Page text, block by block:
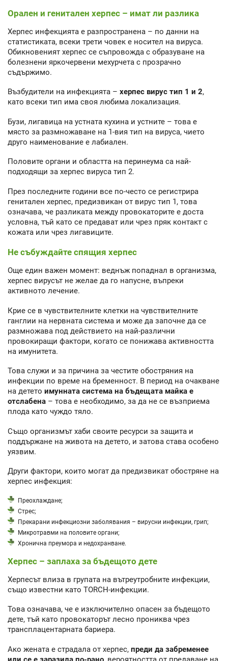
Орален и генитален херпес – имат ли разлика
Херпес инфекцията е разпространена – по данни на
статистиката, всеки трети човек е носител на вируса.
Обикновеният херпес се съпровожда с образуване на
болезнени яркочервени мехурчета с прозрачно
съдържимо.
Възбудители на инфекцията – херпес вирус тип 1 и 2,
като всеки тип има своя любима локализация.
Бузи, лигавица на устната кухина и устните – това е
място за размножаване на 1-вия тип на вируса, чието
друго наименование е лабиален.
Половите органи и областта на перинеума са най-
подходящи за херпес вируса тип 2.
През последните години все по-често се регистрира
генитален херпес, предизвикан от вирус тип 1, това
означава, че разликата между провокаторите е доста
условна, тъй като се предават или чрез пряк контакт с
кожата или чрез лигавиците.
Не събуждайте спящия херпес
Още един важен момент: веднъж попаднал в организма,
херпес вирусът не желае да го напусне, въпреки
активното лечение.
Крие се в чувствителните клетки на чувствителните
ганглии на нервната система и може да започне да се
размножава под действието на най-различни
провокиращи фактори, когато се понижава активността
на имунитета.
Това служи и за причина за честите обостряния на
инфекции по време на бременност. В период на очакване
на детето имунната система на бъдещата майка е
отслабена – това е необходимо, за да не се възприема
плода като чуждо тяло.
Също организмът хаби своите ресурси за защита и
поддържане на живота на детето, и затова става особено
уязвим.
Други фактори, които могат да предизвикат обостряне на
херпес инфекция:
Преохлаждане;
Стрес;
Прекарани инфекциозни заболявания – вирусни инфекции, грип;
Микротравми на половите органи;
Хронична преумора и недохранване.
Херпес – заплаха за бъдещото дете
Херпесът влиза в групата на вътреутробните инфекции,
също известни като TORCH-инфекции.
Това означава, че е изключително опасен за бъдещото
дете, тъй като провокаторът лесно прониква чрез
трансплацентарната бариера.
Ако жената е страдала от херпес, преди да забременее